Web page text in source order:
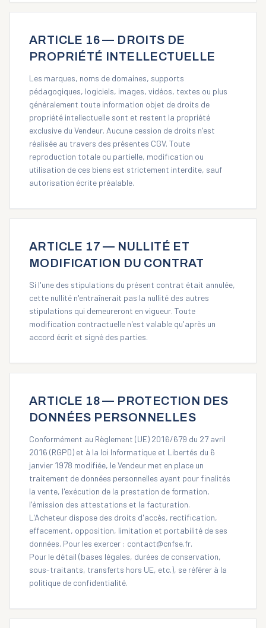
ARTICLE 16 — DROITS DE
PROPRIÉTÉ INTELLECTUELLE
Les marques, noms de domaines, supports
pédagogiques, logiciels, images, vidéos, textes ou plus
généralement toute information objet de droits de
propriété intellectuelle sont et restent la propriété
exclusive du Vendeur. Aucune cession de droits n'est
réalisée au travers des présentes CGV. Toute
reproduction totale ou partielle, modification ou
utilisation de ces biens est strictement interdite, sauf
autorisation écrite préalable.
ARTICLE 17 — NULLITÉ ET
MODIFICATION DU CONTRAT
Si l'une des stipulations du présent contrat était annulée,
cette nullité n'entraînerait pas la nullité des autres
stipulations qui demeureront en vigueur. Toute
modification contractuelle n'est valable qu'après un
accord écrit et signé des parties.
ARTICLE 18 — PROTECTION DES
DONNÉES PERSONNELLES
Conformément au Règlement (UE) 2016/679 du 27 avril
2016 (RGPD) et à la loi Informatique et Libertés du 6
janvier 1978 modifiée, le Vendeur met en place un
traitement de données personnelles ayant pour finalités
la vente, l'exécution de la prestation de formation,
l'émission des attestations et la facturation.
L'Acheteur dispose des droits d'accès, rectification,
effacement, opposition, limitation et portabilité de ses
données. Pour les exercer : contact@cnfse.fr.
Pour le détail (bases légales, durées de conservation,
sous-traitants, transferts hors UE, etc.), se référer à la
politique de confidentialité.